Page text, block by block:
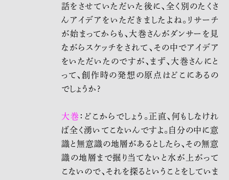
話をさせていただいた後に、全く別のたくさ
んアイデアをいただきましたよね。リサーチ
が始まってからも、大巻さんがダンサーを見
ながらスケッチをされて、その中でアイデア
をいただいたのですが、まず、大巻さんにと
って、創作時の発想の原点はどこにあるの
でしょうか?
大巻 ：どこからでしょう。正直、何もしなけれ
ば全く湧いてこないんですよ。自分の中に意
識と無意識の地層があるとしたら、その無意
識の地層まで掘り当てないと水が上がって
こないので、それを探るということをしていま